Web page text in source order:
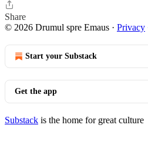
Share
© 2026 Drumul spre Emaus · Privacy
Start your Substack
Get the app
Substack is the home for great culture